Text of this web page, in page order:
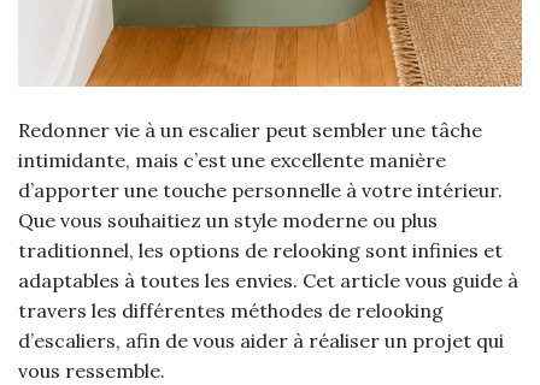
Redonner vie à un escalier peut sembler une tâche
intimidante, mais c’est une excellente manière
d’apporter une touche personnelle à votre intérieur.
Que vous souhaitiez un style moderne ou plus
traditionnel, les options de relooking sont infinies et
adaptables à toutes les envies. Cet article vous guide à
travers les différentes méthodes de relooking
d’escaliers, afin de vous aider à réaliser un projet qui
vous ressemble.